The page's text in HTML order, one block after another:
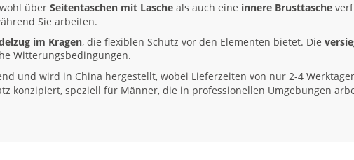
über Seitentaschen mit Lasche als auch eine innere Brusttasche
Sie arbeiten.
im Kragen, die flexiblen Schutz vor den Elementen bietet. Die
Witterungsbedingungen.
und wird in China hergestellt, wobei Lieferzeiten von nur 2-4
konzipiert, speziell für Männer, die in professionellen Umgebungen